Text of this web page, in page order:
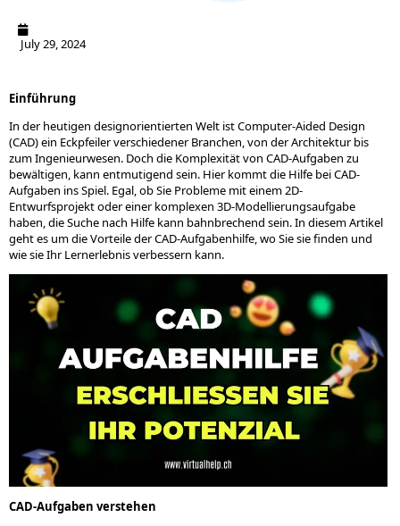
July 29, 2024
Einführung
In der heutigen designorientierten Welt ist Computer-Aided Design
(CAD) ein Eckpfeiler verschiedener Branchen, von der Architektur bis
zum Ingenieurwesen. Doch die Komplexität von CAD-Aufgaben zu
bewältigen, kann entmutigend sein. Hier kommt die Hilfe bei CAD-
Aufgaben ins Spiel. Egal, ob Sie Probleme mit einem 2D-
Entwurfsprojekt oder einer komplexen 3D-Modellierungsaufgabe
haben, die Suche nach Hilfe kann bahnbrechend sein. In diesem Artikel
geht es um die Vorteile der CAD-Aufgabenhilfe, wo Sie sie finden und
wie sie Ihr Lernerlebnis verbessern kann.
CAD-Aufgaben verstehen